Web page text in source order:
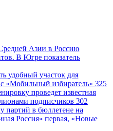
Азии в Россию
В Югре показатель
удобный участок для
«Мобильный избиратель» 325
проведет известная
подписчиков 302
партий в бюллетене на
Россия» первая, «Новые